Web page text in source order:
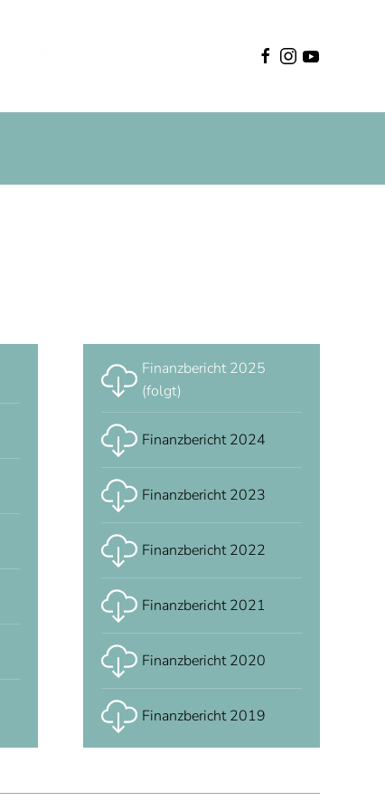
Finanzbericht 2025
(folgt)
Finanzbericht 2024
Finanzbericht 2023
Finanzbericht 2022
Finanzbericht 2021
Finanzbericht 2020
Finanzbericht 2019